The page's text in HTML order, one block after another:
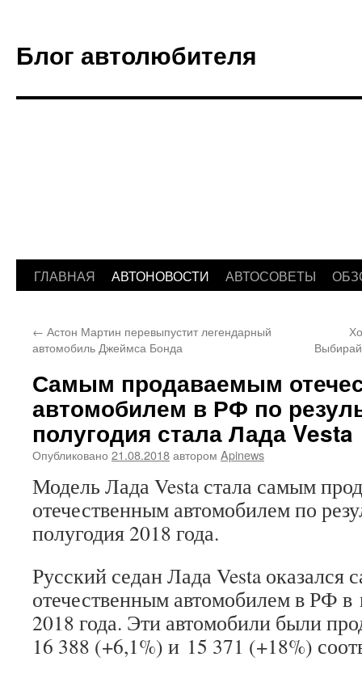
Блог автолюбителя
Перейти
содержимому
ГЛАВНАЯ АВТОНОВОСТИ АВТОСОВЕТЫ
← Астон Мартин перевыпустит легендарный
автомобиль Джеймса Бонда
Самым продаваемым
автомобилем в РФ по
полугодия стала Лада Vesta
Опубликовано 21.08.2018автором Apinews
Модель Лада Vesta стала самым
отечественным автомобилем по
полугодия 2018 года.
Русский седан Лада Vesta
отечественным автомобилем в РФ в
2018 года. Эти автомобили были
16 388 (+6,1%) и 15 371 (+18%)